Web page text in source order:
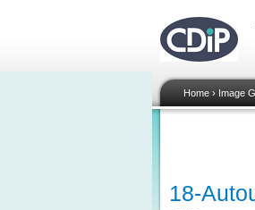
Home› Image
18-